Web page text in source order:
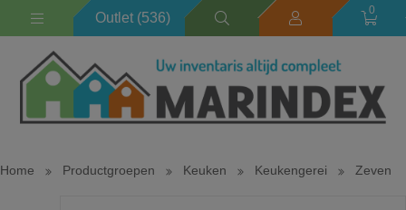
Outlet (536) 0
Home Productgroepen Keuken Keukengerei Zeven